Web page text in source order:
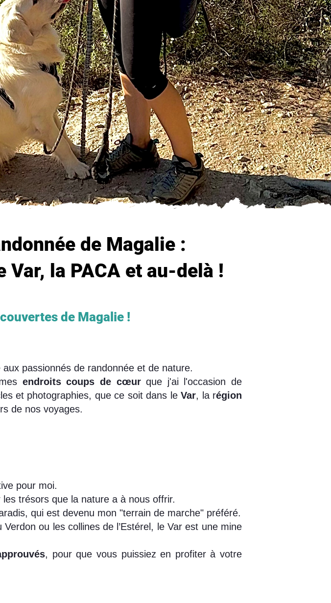
de Magalie :
Var, la PACA et au-delà !
de Magalie !
passionnés de randonnée et de nature.
endroits coups de cœurque j'ai l'occasion de
et photographies, que ce soit dans leVar, la région
de nos voyages.
pour moi.
trésors que la nature a à nous offrir.
qui est devenu mon "terrain de marche" préféré.
ou les collines de l’Estérel, le Var est une mine
, pour que vous puissiez en profiter à votre